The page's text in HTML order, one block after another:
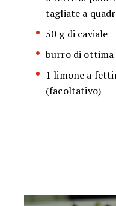
tagliate a
50 g di caviale
burro di ottima
1 limone a
(facoltativo)